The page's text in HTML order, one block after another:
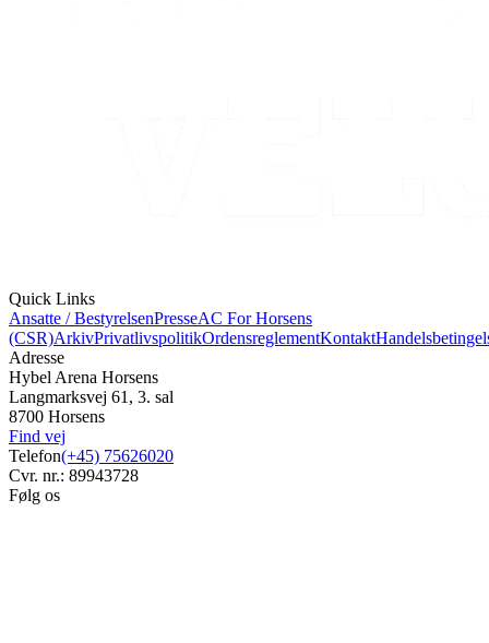
Quick Links
Ansatte / BestyrelsenPresseAC For Horsens
(CSR)ArkivPrivatlivspolitikOrdensreglementKontakt
Adresse
Hybel Arena Horsens
Langmarksvej 61, 3. sal
8700 Horsens
Find vej
Telefon(+45) 75626020
Cvr. nr.: 89943728
Følg os